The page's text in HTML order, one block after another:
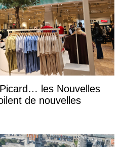
les Nouvelles
de nouvelles